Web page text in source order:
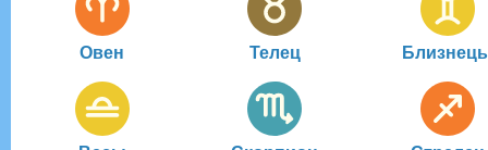
Овен Телец